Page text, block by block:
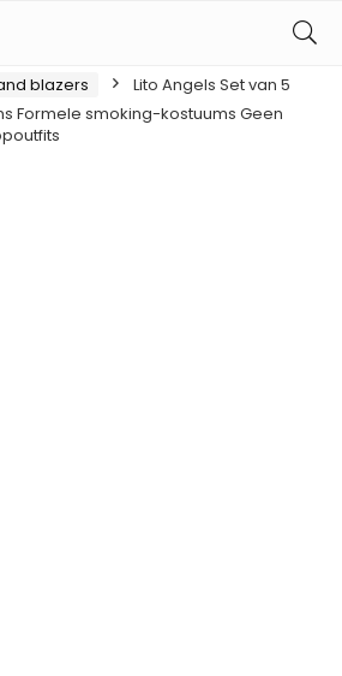
blazers
Lito Angels Set van 5
Formele smoking-kostuums Geen